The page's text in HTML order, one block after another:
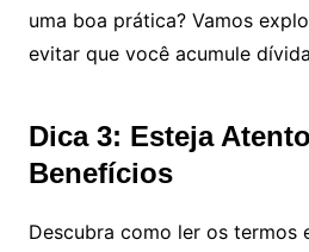
uma boa prática? Vamos
evitar que você acumule
Dica 3: Esteja
Benefícios
Descubra como ler os termos